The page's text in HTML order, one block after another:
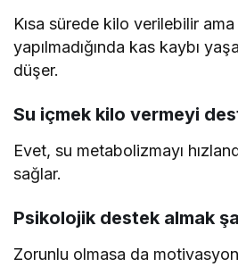
Kısa sürede kilo verilebilir
yapılmadığında kas kaybı
düşer.
Su içmek kilo vermeyi
Evet, su metabolizmayı
sağlar.
Psikolojik destek almak
Zorunlu olmasa da